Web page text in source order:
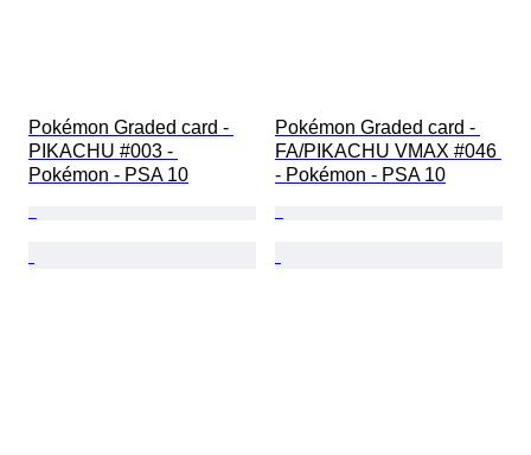
Pokémon Graded card -
PIKACHU #003 -
Pokémon - PSA 10
Pokémon Graded card -
FA/PIKACHU VMAX #046
- Pokémon - PSA 10